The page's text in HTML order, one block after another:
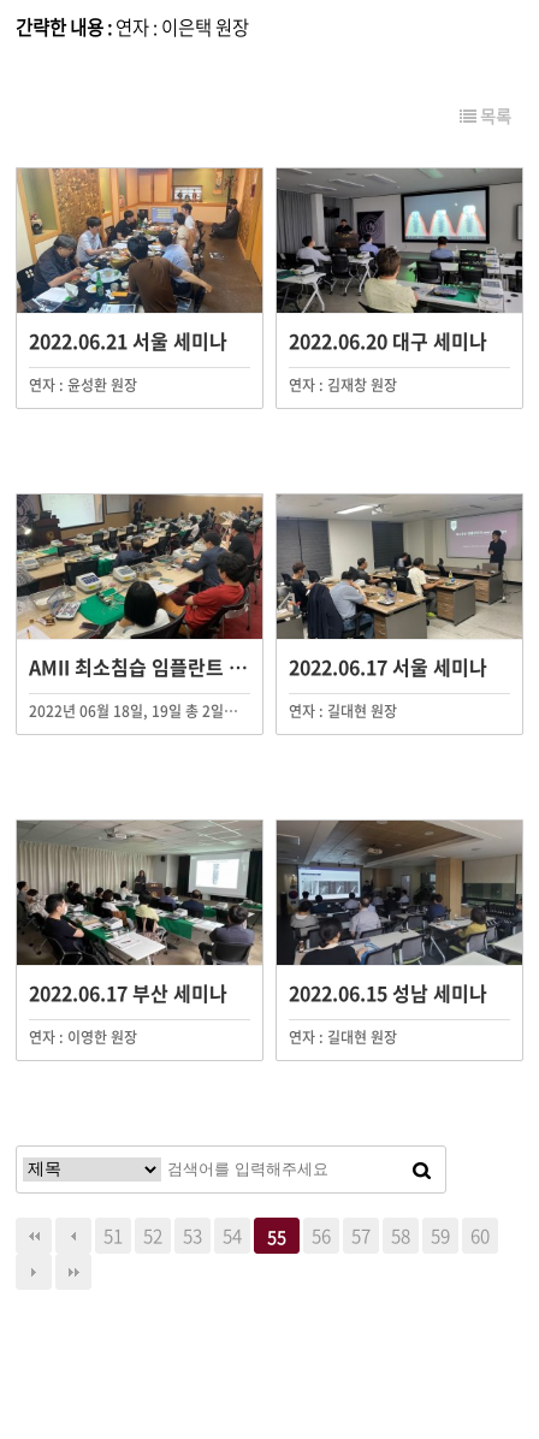
간략한 내용 :연자 : 이은택 원장
목록
2022.06.21 서울 세미나
연자 : 윤성환 원장
2022.06.20 대구 세미나
연자 : 김재창 원장
AMII 최소침습 임플란트 정규플러스 연수회
2022년 06월 18일, 19일 총 2일에 걸쳐 AMII 최소침습 임플란트 정규플러스 연수회가 AMII 전국 임상교육원에서 진행되었습니다.
2022.06.17 서울 세미나
연자 : 길대현 원장
2022.06.17 부산 세미나
연자 : 이영한 원장
2022.06.15 성남 세미나
연자 : 길대현 원장
51 52 53 54 55 56 57 58 59 60